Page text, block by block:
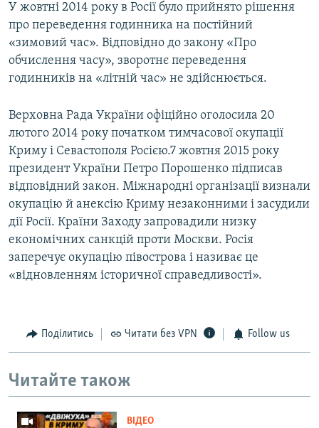
У жовтні 2014 року в Росії було прийнято рішення
про переведення годинника на постійний
«зимовий час». Відповідно до закону «Про
обчислення часу», зворотнє переведення
годинників на «літній час» не здійснюється.
Верховна Рада України офіційно оголосила 20
лютого 2014 року початком тимчасової окупації
Криму і Севастополя Росією.7 жовтня 2015 року
президент України Петро Порошенко підписав
відповідний закон. Міжнародні організації визнали
окупацію й анексію Криму незаконними і засудили
дії Росії. Країни Заходу запровадили низку
економічних санкцій проти Москви. Росія
заперечує окупацію півострова і називає це
«відновленням історичної справедливості».
Поділитись Читати без VPN Follow us
Читайте також
ВІДЕО